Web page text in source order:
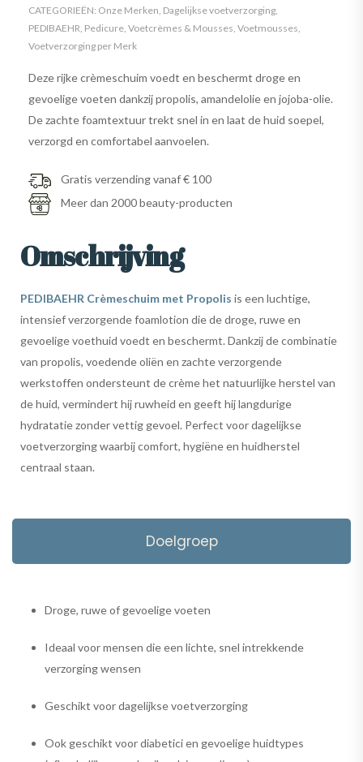
CATEGORIEËN: Onze Merken Dagelijkse voetverzorging
PEDIBAEHR Pedicure Voetcrèmes & Mousses Voetmousses
Voetverzorging per Merk
Deze rijke crèmeschuim voedt en beschermt droge en
gevoelige voeten dankzij propolis, amandelolie en jojoba-olie.
De zachte foamtextuur trekt snel in en laat de huid soepel,
verzorgd en comfortabel aanvoelen.
Gratis verzending vanaf € 100
Meer dan 2000 beauty-producten
Omschrijving
PEDIBAEHR Crèmeschuim met Propolis is een luchtige,
intensief verzorgende foamlotion die de droge, ruwe en
gevoelige voethuid voedt en beschermt. Dankzij de combinatie
van propolis, voedende oliën en zachte verzorgende
werkstoffen ondersteunt de crème het natuurlijke herstel van
de huid, vermindert hij ruwheid en geeft hij langdurige
hydratatie zonder vettig gevoel. Perfect voor dagelijkse
voetverzorging waarbij comfort, hygiëne en huidherstel
centraal staan.
Doelgroep
Droge, ruwe of gevoelige voeten
Ideaal voor mensen die een lichte, snel intrekkende
verzorging wensen
Geschikt voor dagelijkse voetverzorging
Ook geschikt voor diabetici en gevoelige huidtypes